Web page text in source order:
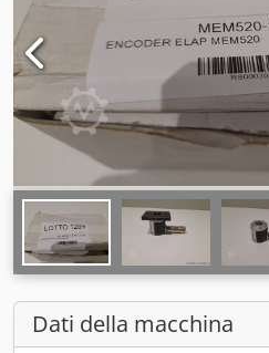
Dati della macchina